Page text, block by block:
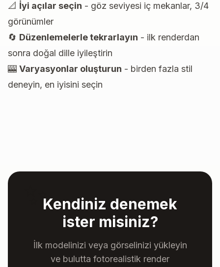
📐 İyi açılar seçin - göz seviyesi iç mekanlar, 3/4
görünümler
🔄 Düzenlemelerle tekrarlayın - ilk renderdan
sonra doğal dille iyileştirin
🎰 Varyasyonlar oluşturun - birden fazla stil
deneyin, en iyisini seçin
✨Kendiniz denemek
ister misiniz?
İlk modelinizi veya görselinizi yükleyin
ve bulutta fotorealistik render